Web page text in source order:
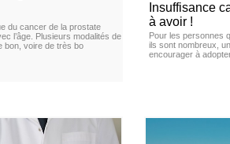
du cancer de la prostate
l’âge. Plusieurs modalités de
bon, voire de très bo
Insuffisance
à avoir !
Pour les personnes
ils sont nombreux,
encourager à